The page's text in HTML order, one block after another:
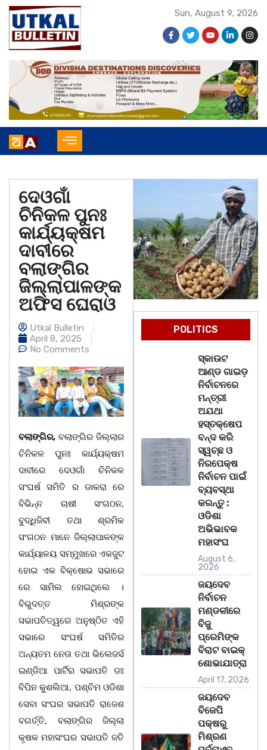
Sun, August 9, 2026
ଦେଓଗାଁ
ଚିନିକଳ ପୁନଃ
କାର୍ଯ୍ୟକ୍ଷମ
ଦାବୀରେ
ବଲାଙ୍ଗିର
ଜିଲ୍ଲାପାଳଙ୍କ
ଅଫିସ ଘେରାଓ
Utkal Bulletin
April 8, 2025
No Comments
ବଲାଙ୍ଗିର, ବଲାଙ୍ଗିର ଜିଲ୍ଲାର
ଚିନିକଳ ପୁନଃ କାର୍ଯ୍ୟକ୍ଷମ
ଦାବୀରେ ଦେଓଗାଁ ଚିନିକଳ
ସଂଘର୍ଷ ସମିତି ର ଡାକରା ରେ
ବିଭିନ୍ନ ଚାଷୀ ସଂଗଠନ,
ବୁଦ୍ଧିଜିବୀ ତଥା ଶ୍ରମିକ
ସଂଗଠନ ମାନେ ଜିଲ୍ଲାପାଳଙ୍କ
କାର୍ଯ୍ୟାଳୟ ସମ୍ମୁଖରେ ଏକଜୁଟ
ହୋଇ ଏକ ବିକ୍ଷୋଭ ସଭାରେ
ରେ ସାମିଲ ହୋଇଥିଲେ ।
ବିଭୁଦତ୍ତ ମିଶ୍ରଙ୍କ
ସଭାପତିତ୍ୱରେ ଅନୁଷ୍ଠିତ ଏହି
ସଭାରେ ସଂଘର୍ଷ ସମିତିର
ଅନ୍ୟତମ ନେତା ତଥା ଭିଲେଜର୍ସ
ଇଣ୍ଡିଆ ପାର୍ଟିର ସଭାପତି ଡଃ
ବିପିନ କୁଶଲିଆ, ପଶ୍ଚିମ ଓଡିଶା
ସେବା ସଂଘର ସଭାପତି ରାଜେଶ
ବଗର୍ତ୍ତି, ବଲାଙ୍ଗିର ଜିଲ୍ଲା
କୃଷକ ମହାସଂଘର ସଭାପତି ଜତି
POLITICS
ସ୍କାଉଟ
ଆଣ୍ଡ ଗାଇଡ଼
ନିର୍ବାଚନରେ
ମନ୍ତ୍ରୀ
ଅଯଥା
ହସ୍ତକ୍ଷେପ
ବନ୍ଦ କରି
ସ୍ୱଚ୍ଛ ଓ
ନିରପେକ୍ଷ
ନିର୍ବାଚନ ପାଇଁ
ବ୍ୟବସ୍ଥା
କରନ୍ତୁ :
ଓଡିଶା
ଅଭିଭାବକ
ମହାସଂଘ
August 6,
2026
ଜୟଦେବ
ନିର୍ବାଚନ
ମଣ୍ଡଳୀରେ
ବିଜୁ
ପ୍ରେମିଙ୍କ
ବିରାଟ ବାଇକ୍
ଶୋଭାଯାତ୍ରା
April 17, 2026
ଜୟଦେବ
ବିଜେପି
ପକ୍ଷରୁ
ମିଶ୍ରଣ